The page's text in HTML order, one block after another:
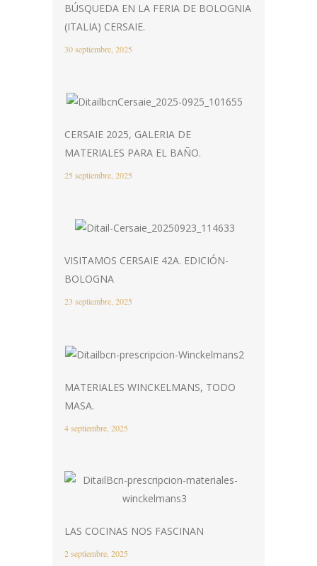
BÚSQUEDA EN LA FERIA DE BOLOGNIA
(ITALIA) CERSAIE.
30 septiembre, 2025
CERSAIE 2025, GALERIA DE
MATERIALES PARA EL BAÑO.
25 septiembre, 2025
VISITAMOS CERSAIE 42A. EDICIÓN-
BOLOGNA
23 septiembre, 2025
MATERIALES WINCKELMANS, TODO
MASA.
4 septiembre, 2025
LAS COCINAS NOS FASCINAN
2 septiembre, 2025